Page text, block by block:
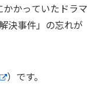
かっていたドラマ
決事件」の忘れが
）です。